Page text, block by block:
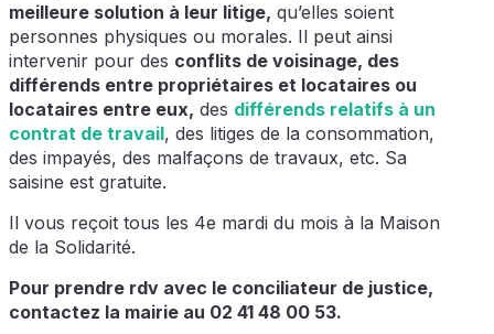
meilleure solution à leur litige, qu’elles soient
personnes physiques ou morales. Il peut ainsi
intervenir pour des conflits de voisinage, des
différends entre propriétaires et locataires ou
locataires entre eux, des différends relatifs à un
contrat de travail, des litiges de la consommation,
des impayés, des malfaçons de travaux, etc. Sa
saisine est gratuite.
Il vous reçoit tous les 4e mardi du mois à la Maison
de la Solidarité.
Pour prendre rdv avec le conciliateur de justice,
contactez la mairie au 02 41 48 00 53.